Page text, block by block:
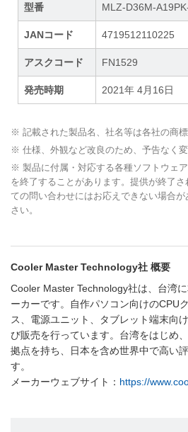
型番 MLZ-D36M-
JANコード 4719512110225
アスクコード FN1529
発売時期 2021年 4月16日
※ 記載された製品名、社名等は各社の商標
※ 仕様、外観など改良のため、予告なく変
※ 製品に付属・対応する各種ソフトウェ
を終了することがあります。提供が終了
ての問い合わせにはお応えできない場合
さい。
Cooler Master Technology社 概要
Cooler Master Technology社は、台湾
ーカーです。自作パソコン向けのCPU
ス、電源ユニット、タブレット端末向
び販売を行っています。台湾をはじめ
拠点を持ち、日本を含め世界中で高い
す。
メーカーウェブサイト： https://